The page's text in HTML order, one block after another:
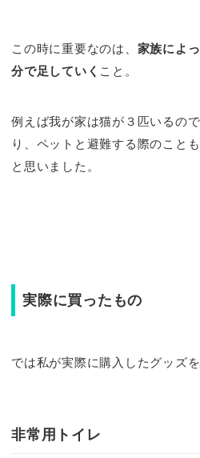
この時に重要なのは、 家族によ
分で足していく こと。
例えば我が家は猫が３匹いるの
り、ペットと避難する際のこと
と思いました。
実際に買ったもの
では私が実際に購入したグッズ
非常用トイレ